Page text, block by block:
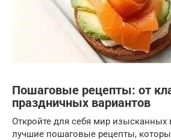
Пошаговые рецепты: от
праздничных вариантов
Откройте для себя мир
лучшие пошаговые рецепты,